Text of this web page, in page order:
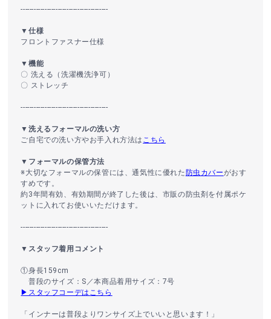
----------------------------------------
▼仕様
フロントファスナー仕様
▼機能
〇 洗える（洗濯機洗浄可）
〇 ストレッチ
----------------------------------------
▼洗えるフォーマルの洗い方
ご自宅での洗い方やお手入れ方法は こちら
▼フォーマルの保管方法
※大切なフォーマルの保管には、通気性に優れた 防虫カバーがおす
すめです。
約3年間有効、有効期間が終了した後は、市販の防虫剤を付属ポケ
ットに入れてお使いいただけます。
----------------------------------------
▼スタッフ着用コメント
①身長159cm
普段のサイズ：S／本商品着用サイズ：7号
▶スタッフコーデはこちら
「インナーは普段よりワンサイズ上でいいと思います！」